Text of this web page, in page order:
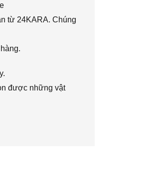
từ 24KARA. Chúng
được những vật